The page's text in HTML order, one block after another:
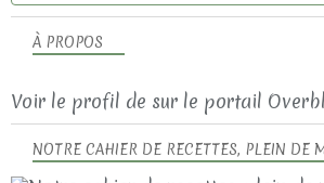
NOTRE CAHIER DE RECETTES, PLEIN DE
À PROPOS
Voir le profil de sur le portail